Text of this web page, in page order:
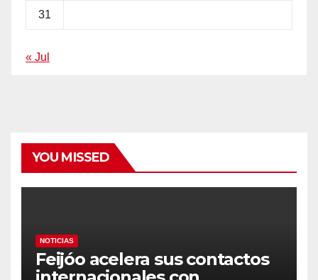
31
« Jul
YOU MISSED
NOTICIAS
Feijóo acelera sus contactos